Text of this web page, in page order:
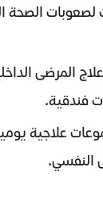
الصحة
المرضى
فندقية.
علاجية
النفسي.